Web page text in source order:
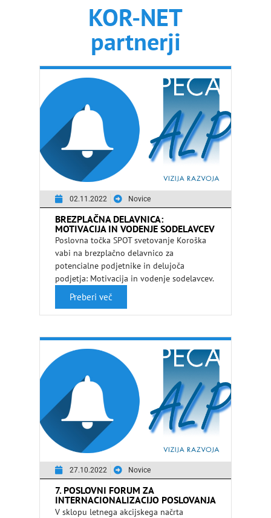
KOR-NET
partnerji
02.11.2022 Novice
BREZPLAČNA DELAVNICA:
MOTIVACIJA IN VODENJE SODELAVCEV
Poslovna točka SPOT svetovanje Koroška
vabi na brezplačno delavnico za
potencialne podjetnike in delujoča
podjetja: Motivacija in vodenje sodelavcev.
Delavnica je namenjena podjetnikom z …
Preberi več
27.10.2022 Novice
7. POSLOVNI FORUM ZA
INTERNACIONALIZACIJO POSLOVANJA
– TREBINJE (BOSNA IN HERCEGOVINA)
V sklopu letnega akcijskega načrta